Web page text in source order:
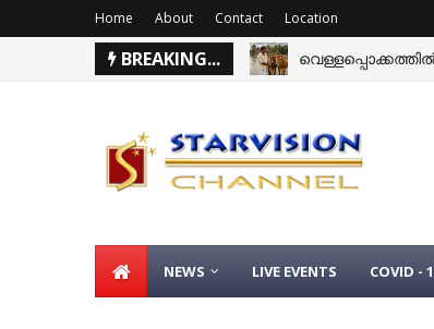
Home About Contact Location
BREAKING...
NEWS LIVE EVENTS COVID -